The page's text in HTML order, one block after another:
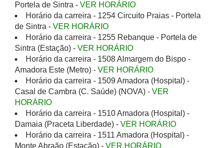
Portela de Sintra - VER HORÁRIO
Horário da carreira - 1254 Circuito Praias - Portela
de Sintra - VER HORÁRIO
Horário da carreira - 1255 Rebanque - Portela de
Sintra (Estação) - VER HORÁRIO
Horário da carreira - 1508 Almargem do Bispo -
Amadora Este (Metro) - VER HORÁRIO
Horário da carreira - 1509 Amadora (Hospital) -
Casal de Cambra (C. Saúde) (NOVA) - VER
HORÁRIO
Horário da carreira - 1510 Amadora (Hospital) -
Damaia (Praceta Liberdade) - VER HORÁRIO
Horário da carreira - 1511 Amadora (Hospital) -
Monte Abraão (Estação) - VER HORÁRIO